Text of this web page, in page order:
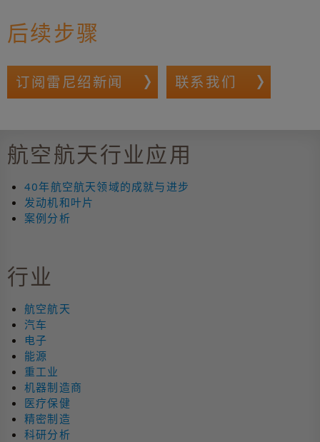
后续步骤
订阅雷尼绍新闻 联系我们
航空航天行业应用
40年航空航天领域的成就与进步
发动机和叶片
案例分析
行业
航空航天
汽车
电子
能源
重工业
机器制造商
医疗保健
精密制造
科研分析